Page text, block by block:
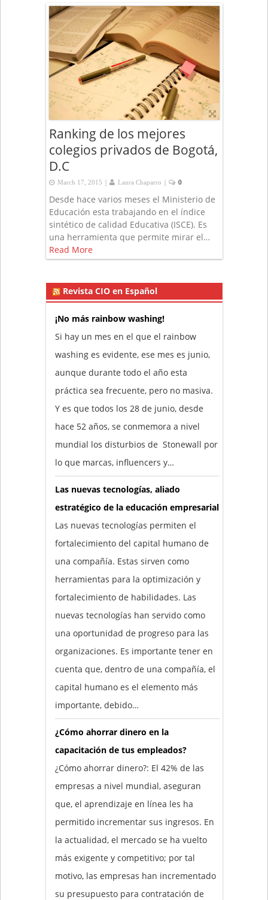
Ranking de los mejores
colegios privados de Bogotá,
D.C
March 17, 2015 | Laura Chaparro | 0
Desde hace varios meses el Ministerio de
Educación esta trabajando en el índice
sintético de calidad Educativa (ISCE). Es
una herramienta que permite mirar el…
Read More
Revista CIO en Español
¡No más rainbow washing!
Si hay un mes en el que el rainbow
washing es evidente, ese mes es junio,
aunque durante todo el año esta
práctica sea frecuente, pero no masiva.
Y es que todos los 28 de junio, desde
hace 52 años, se conmemora a nivel
mundial los disturbios de Stonewall por
lo que marcas, influencers y…
Las nuevas tecnologías, aliado
estratégico de la educación empresarial
Las nuevas tecnologías permiten el
fortalecimiento del capital humano de
una compañía. Estas sirven como
herramientas para la optimización y
fortalecimiento de habilidades. Las
nuevas tecnologías han servido como
una oportunidad de progreso para las
organizaciones. Es importante tener en
cuenta que, dentro de una compañía, el
capital humano es el elemento más
importante, debido…
¿Cómo ahorrar dinero en la
capacitación de tus empleados?
¿Cómo ahorrar dinero?: El 42% de las
empresas a nivel mundial, aseguran
que, el aprendizaje en línea les ha
permitido incrementar sus ingresos. En
la actualidad, el mercado se ha vuelto
más exigente y competitivo; por tal
motivo, las empresas han incrementado
su presupuesto para contratación de